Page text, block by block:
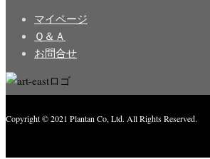
マイページ
Ｑ＆Ａ
お問合せ
Copyright © 2021 Plantan Co, Ltd. All Rights Reserved.